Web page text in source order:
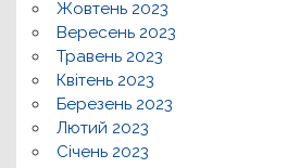
Жовтень 2023
Вересень 2023
Травень 2023
Квітень 2023
Березень 2023
Лютий 2023
Січень 2023